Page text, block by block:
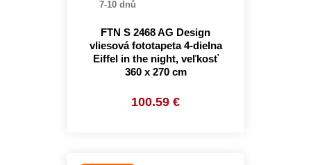
7-10 dnů
FTN S 2468 AG Design
vliesová fototapeta 4-dielna
Eiffel in the night, veľkosť
360 x 270 cm
100.59 €